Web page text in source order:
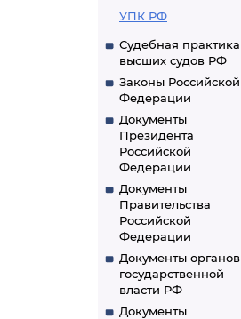
УПК РФ
Судебная практика
высших судов РФ
Законы Российской
Федерации
Документы
Президента
Российской
Федерации
Документы
Правительства
Российской
Федерации
Документы органов
государственной
власти РФ
Документы